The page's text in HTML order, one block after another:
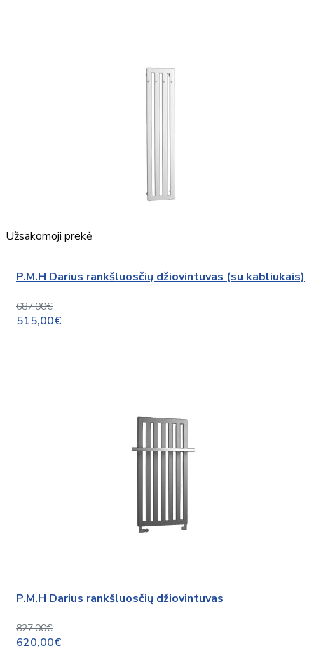
Užsakomoji prekė
P.M.H Darius rankšluosčių džiovintuvas (su kabliukais)
687,00€
515,00€
P.M.H Darius rankšluosčių džiovintuvas
827,00€
620,00€